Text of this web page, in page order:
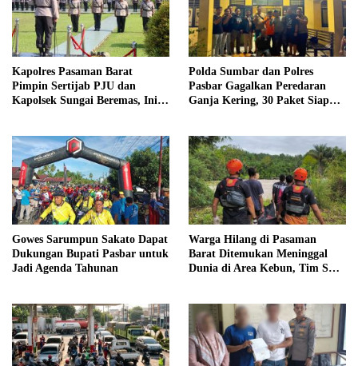
Kapolres Pasaman Barat
Pimpin Sertijab PJU dan
Kapolsek Sungai Beremas, Ini
Polda Sumbar dan Polres
Pasbar Gagalkan Peredaran
Ganja Kering, 30 Paket Siap
Gowes Sarumpun Sakato Dapat
Dukungan Bupati Pasbar untuk
Jadi Agenda Tahunan
Warga Hilang di Pasaman
Barat Ditemukan Meninggal
Dunia di Area Kebun, Tim SAR